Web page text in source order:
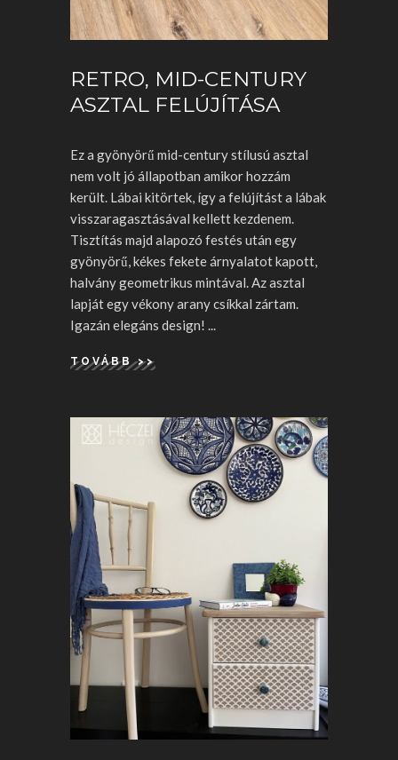
RETRO, MID-CENTURY
ASZTAL FELÚJÍTÁSA
Ez a gyönyörű mid-century stílusú asztal
nem volt jó állapotban amikor hozzám
került. Lábai kitörtek, így a felújítást a lábak
visszaragasztásával kellett kezdenem.
Tisztítás majd alapozó festés után egy
gyönyörű, kékes fekete árnyalatot kapott,
halvány geometrikus mintával. Az asztal
lapját egy vékony arany csíkkal zártam.
Igazán elegáns design!
TOVÁBB >>